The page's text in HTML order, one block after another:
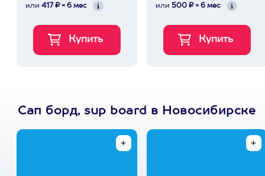
или 417 ₽ × 6 мес или 500 ₽ × 6 мес
Сап борд, sup board в Новосибирске